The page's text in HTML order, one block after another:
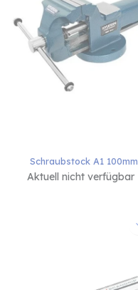
Schraubstock A1 100mm
Aktuell nicht verfügbar